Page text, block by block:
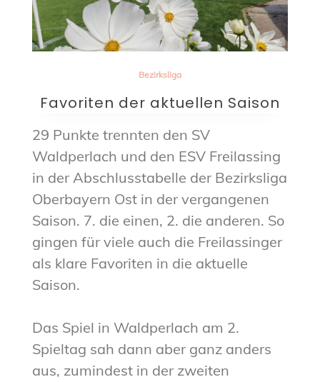
Bezirksliga
Favoriten der aktuellen Saison
29 Punkte trennten den SV
Waldperlach und den ESV Freilassing
in der Abschlusstabelle der Bezirksliga
Oberbayern Ost in der vergangenen
Saison. 7. die einen, 2. die anderen. So
gingen für viele auch die Freilassinger
als klare Favoriten in die aktuelle
Saison.
Das Spiel in Waldperlach am 2.
Spieltag sah dann aber ganz anders
aus, zumindest in der zweiten